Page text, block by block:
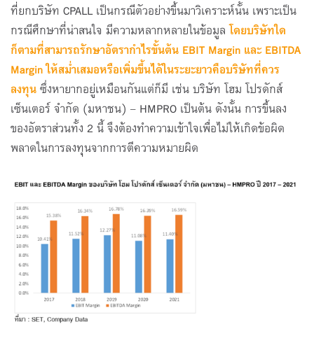
ที่ยกบริษัท CPALL เป็นกรณีตัวอย่างขึ้นมาวิเคราะห์นั้น เพราะเป็น
กรณีศึกษาที่น่าสนใจ มีความหลากหลายในข้อมูลโดยบริษัทใด
ก็ตามที่สามารถรักษาอัตรากำไรขั้นต้น EBIT Margin และ EBITDA
Margin ให้สม่ำเสมอหรือเพิ่มขึ้นได้ในระยะยาวคือบริษัทที่ควร
ลงทุนซึ่งหายากอยู่เหมือนกันแต่ก็มี เช่น บริษัท โฮม โปรดักส์
เซ็นเตอร์ จำกัด (มหาชน) – HMPRO เป็นต้น ดังนั้น การขึ้นลง
ของอัตราส่วนทั้ง 2 นี้ จึงต้องทำความเข้าใจเพื่อไม่ให้เกิดข้อผิด
พลาดในการลงทุนจากการตีความหมายผิด